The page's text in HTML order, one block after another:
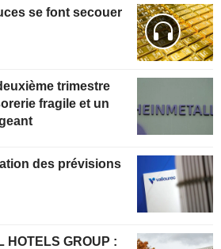
se font secouer
fragile et un
HOTELS GROUP :